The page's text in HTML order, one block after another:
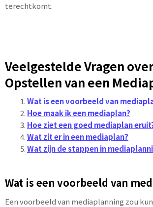
terechtkomt.
Veelgestelde Vragen
Opstellen van een
Wat is een voorbeeld van
Hoe maak ik een mediaplan?
Hoe ziet een goed mediaplan
Wat zit er in een mediaplan?
Wat zijn de stappen in
Wat is een voorbeeld van
Een voorbeeld van mediaplanning zou